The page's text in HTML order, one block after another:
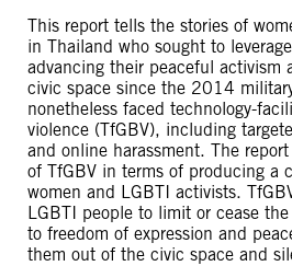
This report tells the stories of
in Thailand who sought to
advancing their peaceful activism
civic space since the 2014
nonetheless faced technology-
violence (TfGBV), including
and online harassment. The
of TfGBV in terms of producing a
women and LGBTI activists.
LGBTI people to limit or cease
to freedom of expression and
them out of the civic space and